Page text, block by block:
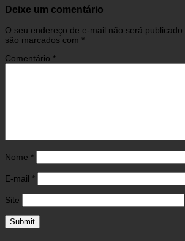
Deixe um comentário
O seu endereço de e-mail não será publicado.
são marcados com *
Comentário *
Nome *
E-mail *
Site